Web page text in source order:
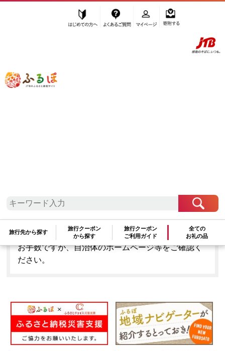
ふるぽ JTBのふるさと納税サイト
旅行先から探す
旅行クーポン
から探す
旅行クーポン
ご利用ガイド
全ての
お礼の品
「奈良県三宅町」はふるぽからお申込みをすること
はできません。
お手数ですが、自治体のホームページ等をご確認く
ださい。